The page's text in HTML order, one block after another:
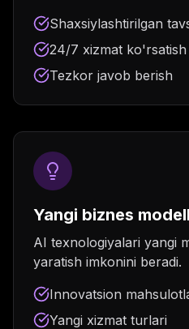
Shaxsiylashtirilgan
24/7 xizmat ko'rsatish
Tezkor javob berish
Yangi biznes
AI texnologiyalari yangi
yaratish imkonini beradi.
Innovatsion
Yangi xizmat turlari